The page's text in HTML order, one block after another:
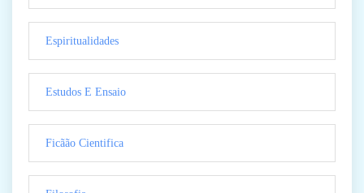
Espiritualidades
Estudos E Ensaio
Ficãão Cientifica